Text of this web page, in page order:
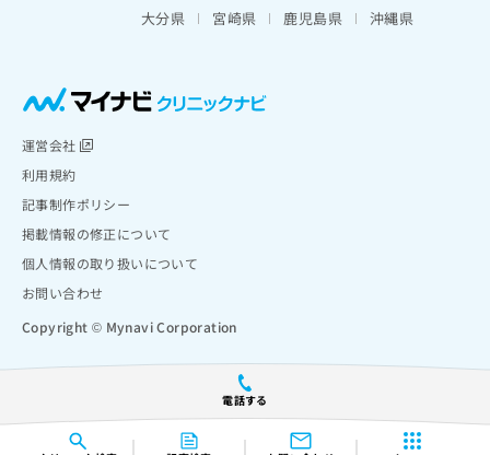
電話する
大分県
宮崎県 鹿児島県 沖縄県
運営会社
利用規約
記事制作ポリシー
掲載情報の修正について
個人情報の取り扱いについて
お問い合わせ
Copyright © Mynavi Corporation